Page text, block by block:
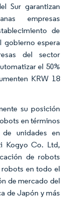
Sur garantizan
empresas
de
gobierno espera
del sector
el 50%
KRW 18
su posición
en términos
unidades en
Kogyo Co. Ltd,
de robots
en todo el
de mercado del
de Japón y más